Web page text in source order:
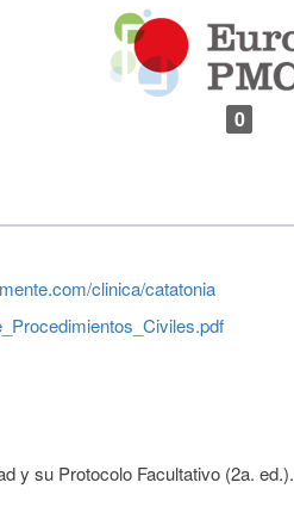
0
clinica/catatonia
y su Protocolo Facultativo (2a. ed.).